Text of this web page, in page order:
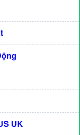
UK